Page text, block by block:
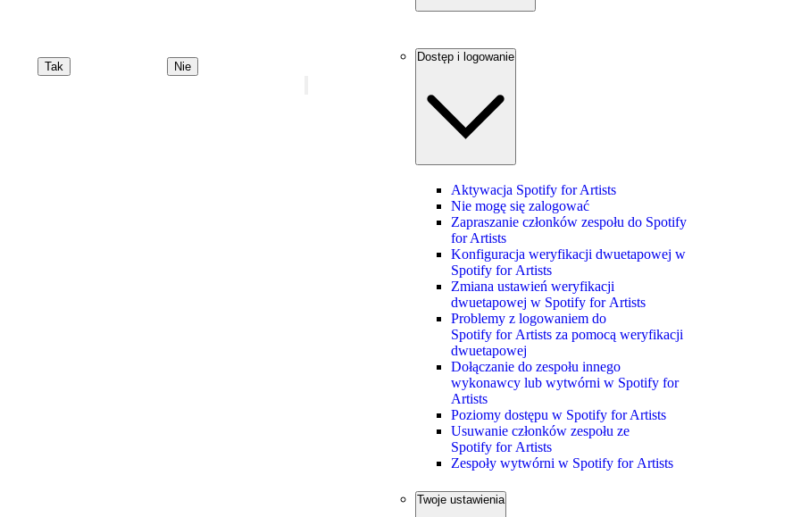
Tak Nie
Dostęp i logowanie
Aktywacja Spotify for Artists
Nie mogę się zalogować
Zapraszanie członków zespołu do Spotify
for Artists
Konfiguracja weryfikacji dwuetapowej w
Spotify for Artists
Zmiana ustawień weryfikacji
dwuetapowej w Spotify for Artists
Problemy z logowaniem do
Spotify for Artists za pomocą weryfikacji
dwuetapowej
Dołączanie do zespołu innego
wykonawcy lub wytwórni w Spotify for
Artists
Poziomy dostępu w Spotify for Artists
Usuwanie członków zespołu ze
Spotify for Artists
Zespoły wytwórni w Spotify for Artists
Twoje ustawienia